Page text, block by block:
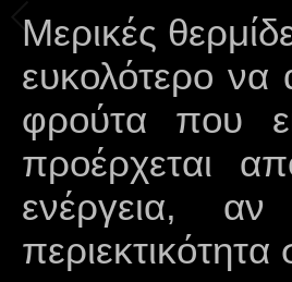
Μερικές
ευκολότερο
φρούτα που
προέρχεται
ενέργεια,